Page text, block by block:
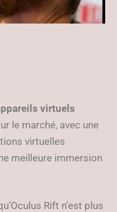
virtuels
le marché, avec une
virtuelles
meilleure immersion
Rift n’est plus